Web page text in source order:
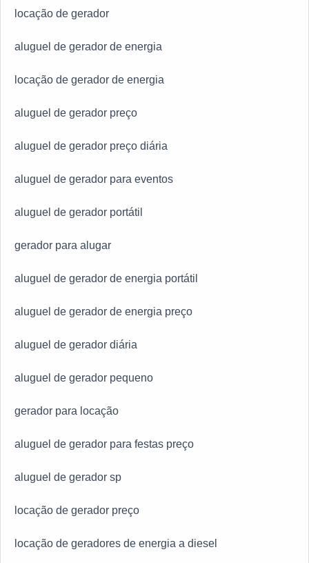
praticidade.ONDE SOLICITAR O ALUGUEL DE
serviço, é preciso encontrar uma empresa
companhia deve ter equipamentos de ótima qualidade
manutenção preventiva, evitando falhas durante o uso.
locação que a MM Geradores oferece para seus
locação de gerador
aluguel de gerador de energia
locação de gerador de energia
aluguel de gerador preço
aluguel de gerador preço diária
aluguel de gerador para eventos
aluguel de gerador portátil
gerador para alugar
aluguel de gerador de energia portátil
aluguel de gerador de energia preço
aluguel de gerador diária
aluguel de gerador pequeno
gerador para locação
aluguel de gerador para festas preço
aluguel de gerador sp
locação de gerador preço
locação de geradores de energia a diesel